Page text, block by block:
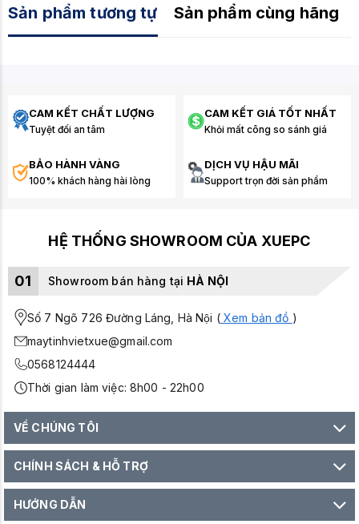
Sản phẩm tương tự Sản phẩm cùng hãng
CAM KẾT CHẤT LƯỢNG
Tuyệt đối an tâm
CAM KẾT GIÁ TỐT NHẤT
Khỏi mất công so sánh giá
BẢO HÀNH VÀNG
100% khách hàng hài lòng
DỊCH VỤ HẬU MÃI
Support trọn đời sản phẩm
HỆ THỐNG SHOWROOM CỦA XUEPC
01 Showroom bán hàng tại HÀ NỘI
Số 7 Ngõ 726 Đường Láng, Hà Nội (Xem bản đồ )
maytinhvietxue@gmail.com
0568124444
Thời gian làm việc: 8h00 - 22h00
VỀ CHÚNG TÔI
CHÍNH SÁCH & HỖ TRỢ
HƯỚNG DẪN